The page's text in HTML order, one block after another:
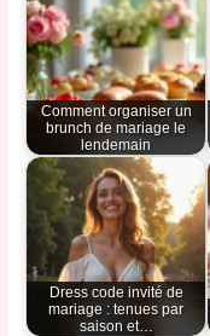
Comment organiser un
brunch de mariage le
lendemain
Dress code invité de
mariage : tenues par
saison et…